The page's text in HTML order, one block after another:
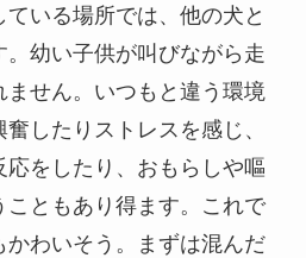
いる場所では、他の犬と
幼い子供が叫びながら走
ません。いつもと違う環境
したりストレスを感じ、
をしたり、おもらしや嘔
こともあり得ます。これで
かわいそう。まずは混んだ